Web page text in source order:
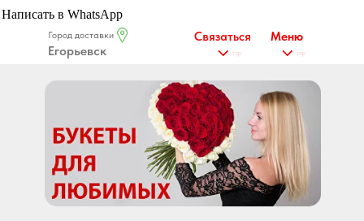
Написать в WhatsApp
Город доставки
Егорьевск
Связаться
tap tap
Меню